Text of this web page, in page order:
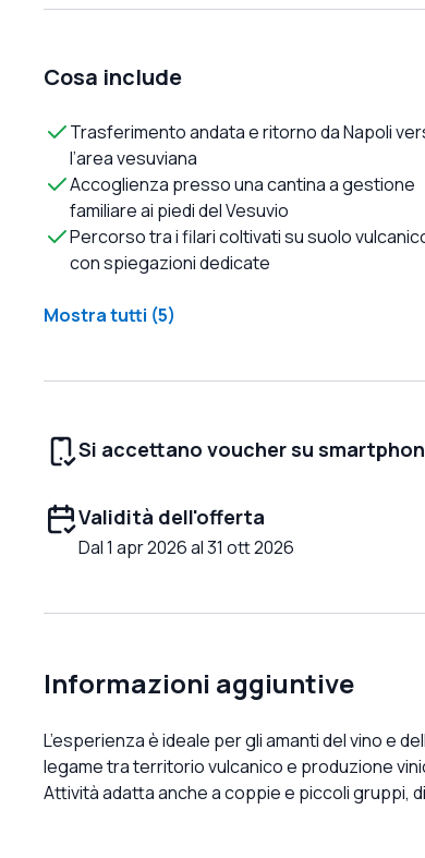
Cosa include
Trasferimento andata e ritorno da Napoli
l’area vesuviana
Accoglienza presso una cantina a gestione
familiare ai piedi del Vesuvio
Percorso tra i filari coltivati su suolo
con spiegazioni dedicate
Mostra tutti (5)
Si accettano voucher su
Validità dell'offerta
Dal 1 apr 2026 al 31 ott 2026
Informazioni aggiuntive
L’esperienza è ideale per gli amanti del vino e
legame tra territorio vulcanico e produzione
Attività adatta anche a coppie e piccoli gruppi,